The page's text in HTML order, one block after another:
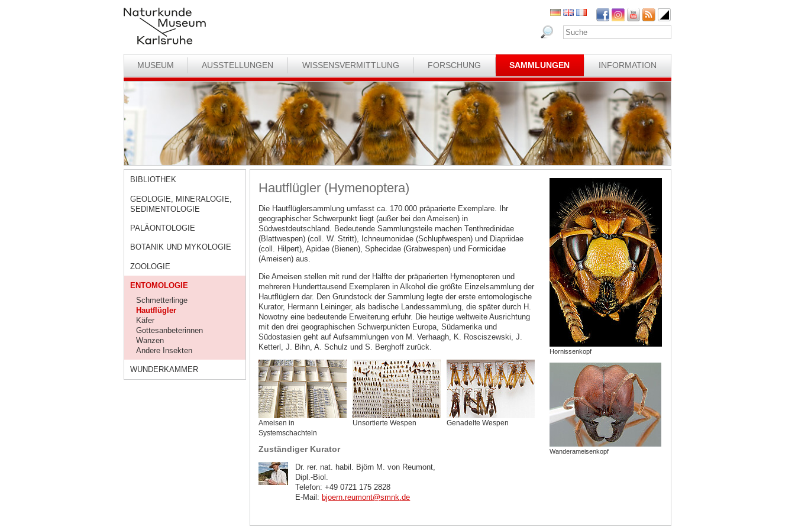
MUSEUM AUSSTELLUNGEN WISSENSVERMITTLUNG FORSCHUNG SAMMLUNGEN INFORMATION
BIBLIOTHEK
GEOLOGIE, MINERALOGIE,
SEDIMENTOLOGIE
PALÄONTOLOGIE
BOTANIK UND MYKOLOGIE
ZOOLOGIE
ENTOMOLOGIE
Schmetterlinge
Hautflügler
Käfer
Gottesanbeterinnen
Wanzen
Andere Insekten
WUNDERKAMMER
Hautflügler (Hymenoptera)
Die Hautflüglersammlung umfasst ca. 170.000 präparierte Exemplare. Ihr
geographischer Schwerpunkt liegt (außer bei den Ameisen) in
Südwestdeutschland. Bedeutende Sammlungsteile machen Tenthredinidae
(Blattwespen) (coll. W. Stritt), Ichneumonidae (Schlupfwespen) und Diapriidae
(coll. Hilpert), Apidae (Bienen), Sphecidae (Grabwespen) und Formicidae
(Ameisen) aus.
Die Ameisen stellen mit rund der Hälfte der präparierten Hymenopteren und
mehreren Hunderttausend Exemplaren in Alkohol die größte Einzelsammlung der
Hautflüglern dar. Den Grundstock der Sammlung legte der erste entomologische
Kurator, Hermann Leininger, als badische Landessammlung, die später durch H.
Nowotny eine bedeutende Erweiterung erfuhr. Die heutige weltweite Ausrichtung
mit den drei geographischen Schwerpunkten Europa, Südamerika und
Südostasien geht auf Aufsammlungen von M. Verhaagh, K. Rosciszewski, J.
Ketterl, J. Bihn, A. Schulz und S. Berghoff zurück.
Ameisen in
Systemschachteln
Unsortierte Wespen Genadelte Wespen
Zuständiger Kurator
Dr. rer. nat. habil. Björn M. von Reumont,
Dipl.-Biol.
Telefon: +49 0721 175 2828
E-Mail: bjoern.reumont@smnk .de
Hornissenkopf
Wanderameisenkopf